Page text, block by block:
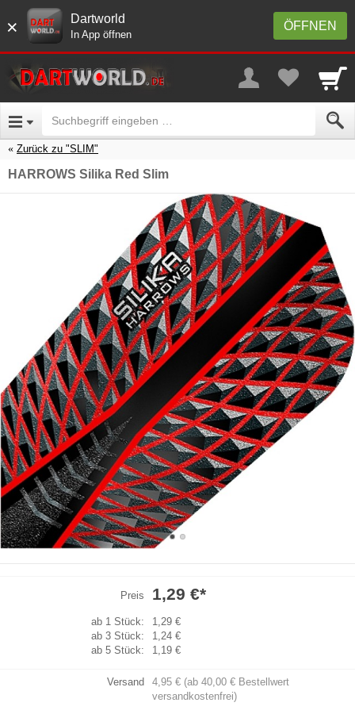
× ÖFFNEN
Dartworld
In App öffnen
Zurück zu "SLIM"
HARROWS Silika Red Slim
Preis 1,29 €*
ab 1 Stück:
1,29 €
ab 3 Stück:
1,24 €
ab 5 Stück:
1,19 €
Versand
4,95 € (ab 40,00 € Bestellwert
versandkostenfrei)